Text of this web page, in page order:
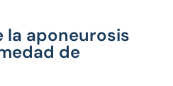
aponeurosis
de